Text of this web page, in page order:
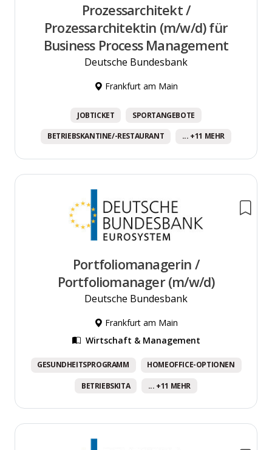
Prozessarchitekt /
Prozessarchitektin (m/w/d) für
Business Process Management
Deutsche Bundesbank
Frankfurt am Main
JOBTICKET SPORTANGEBOTE
BETRIEBSKANTINE/-RESTAURANT ... +11 MEHR
Portfoliomanagerin /
Portfoliomanager (m/w/d)
Deutsche Bundesbank
Frankfurt am Main
Wirtschaft & Management
GESUNDHEITSPROGRAMM HOMEOFFICE-OPTIONEN
BETRIEBSKITA ... +11 MEHR